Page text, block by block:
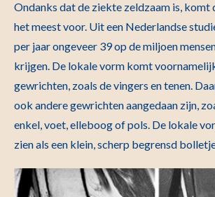
Ondanks dat de ziekte zeldzaam is, komt
het meest voor. Uit een Nederlandse
per jaar ongeveer 39 op de miljoen
krijgen. De lokale vorm komt
gewrichten, zoals de vingers en tenen.
ook andere gewrichten aangedaan zijn,
enkel, voet, elleboog of pols. De lokale
zien als een klein, scherp begrensd